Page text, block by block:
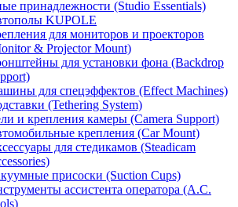
принадлежности (Studio Essentials)
KUPOLE
для мониторов и проекторов
& Projector Mount)
для установки фона (Backdrop
для спецэффектов (Effect Machines)
(Tethering System)
и крепления камеры (Camera Support)
крепления (Car Mount)
для стедикамов (Steadicam
присоски (Suction Cups)
ассистента оператора (A.C.